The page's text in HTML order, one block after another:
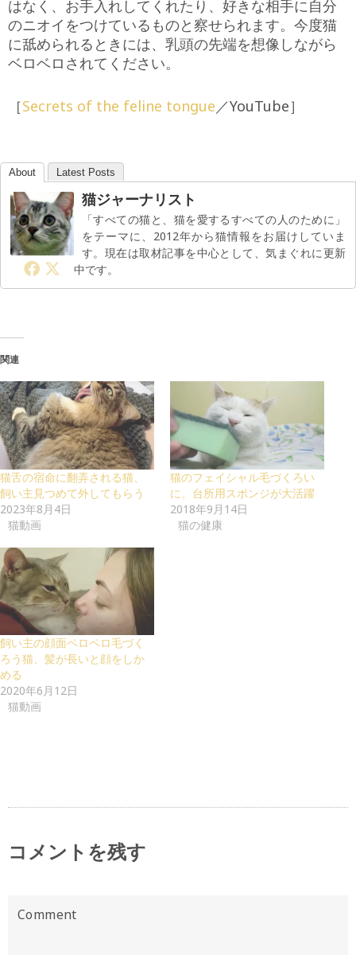
はなく、お手入れしてくれたり、好きな相手に自分
のニオイをつけているものと察せられます。今度猫
に舐められるときには、乳頭の先端を想像しながら
ベロベロされてください。
［Secrets of the feline tongue ／YouTube］
About Latest Posts
猫ジャーナリスト
「すべての猫と、猫を愛するすべての人のために」
をテーマに、2012年から猫情報をお届けしていま
す。現在は取材記事を中心として、気まぐれに更新
中です。
関連
猫舌の宿命に翻弄される猫、
飼い主見つめて外してもらう
2023年8月4日
猫動画
猫のフェイシャル毛づくろい
に、台所用スポンジが大活躍
2018年9月14日
猫の健康
飼い主の顔面ペロペロ毛づく
ろう猫、髪が長いと顔をしか
める
2020年6月12日
猫動画
コメントを残す